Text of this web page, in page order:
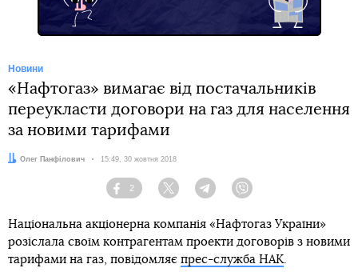
Новини
«Нафтогаз» вимагає від постачальників
переукласти договори на газ для населення
за новими тарифами
Автор:
Олег Панфілович Дата:
15:49, 30 жовтня 2018
Facebook
2
Twitter TelegramViber
Національна акціонерна компанія «Нафтогаз України»
розіслала своїм контрагентам проекти договорів з новими
тарифами на газ, повідомляє прес-служба НАК.